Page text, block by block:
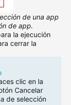
de una app
de app.
la ejecución
cerrar la
clic en la
Cancelar
de selección